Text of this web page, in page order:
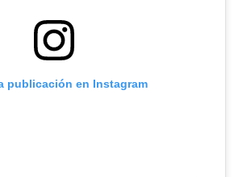
publicación en Instagram